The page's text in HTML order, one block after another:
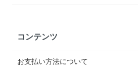
コンテンツ
お支払い方法について